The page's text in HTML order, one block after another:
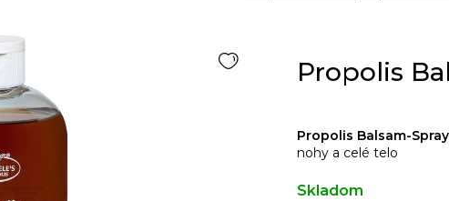
Propolis
Propolis Balsam-Spray
nohy a celé telo
Skladom